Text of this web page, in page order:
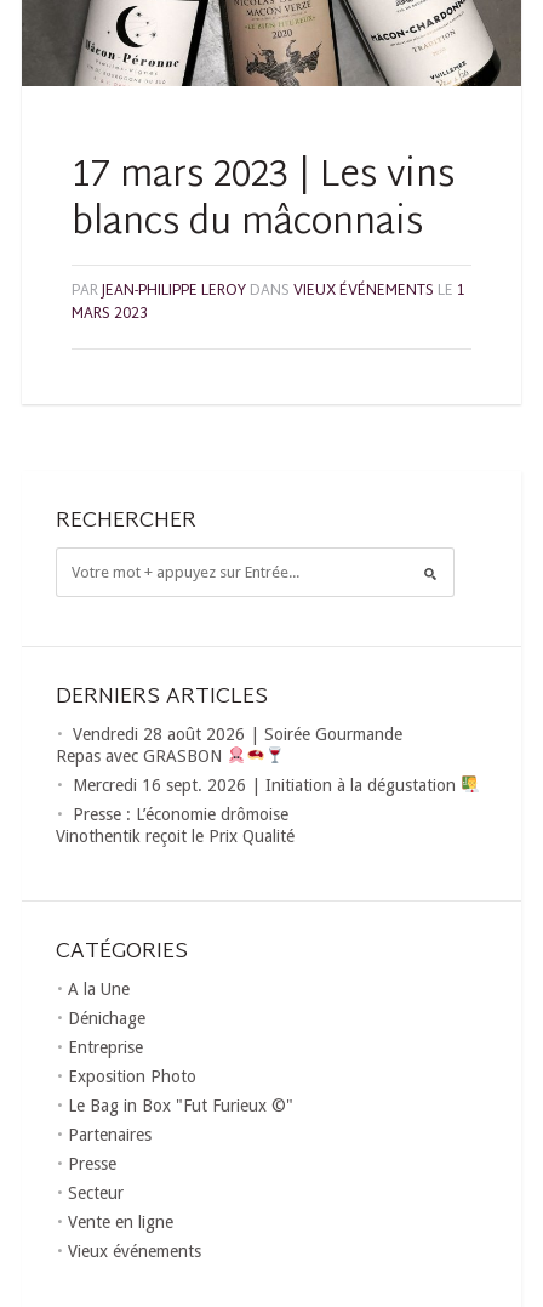
17 mars 2023 | Les vins
blancs du mâconnais
PARJEAN-PHILIPPE LEROYDANSVIEUX ÉVÉNEMENTS LE 1
MARS 2023
RECHERCHER
DERNIERS ARTICLES
Vendredi 28 août 2026 | Soirée Gourmande
Repas avec GRASBON
Mercredi 16 sept. 2026 | Initiation à la dégustation
Presse : L’économie drômoise
Vinothentik reçoit le Prix Qualité
CATÉGORIES
A la Une
Dénichage
Entreprise
Exposition Photo
Le Bag in Box "Fut Furieux ©"
Partenaires
Presse
Secteur
Vente en ligne
Vieux événements